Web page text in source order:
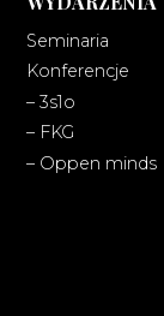
Seminaria
Konferencje
– 3s1o
– FKG
– Oppen minds